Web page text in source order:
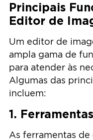
Principais
Editor de
Um editor de
ampla gama de
para atender às
Algumas das
incluem:
1.
As ferramentas